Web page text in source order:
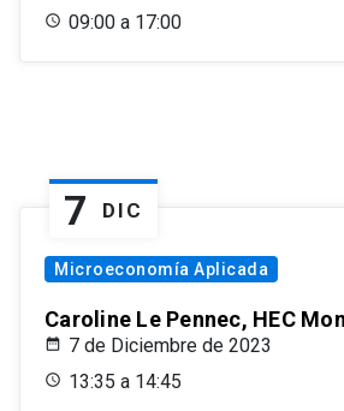
09:00 a 17:00
7 DIC
Microeconomía Aplicada
Caroline Le Pennec, HEC
7 de Diciembre de 2023
13:35 a 14:45